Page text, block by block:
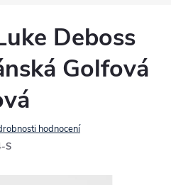
Deboss
Golfová
hodnocení
S